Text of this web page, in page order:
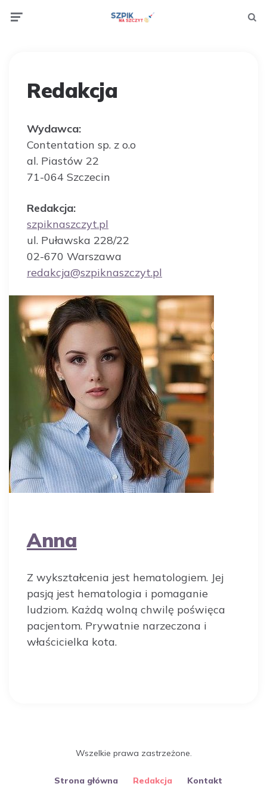
Redakcja
Wydawca:
Contentation sp. z o.o
al. Piastów 22
71-064 Szczecin
Redakcja:
szpiknaszczyt.pl
ul. Puławska 228/22
02-670 Warszawa
redakcja@szpiknaszczyt.pl
Anna
Z wykształcenia jest hematologiem. Jej
pasją jest hematologia i pomaganie
ludziom. Każdą wolną chwilę poświęca
pacjentom. Prywatnie narzeczona i
właścicielka kota.
Wszelkie prawa zastrzeżone.
Strona główna Redakcja Kontakt